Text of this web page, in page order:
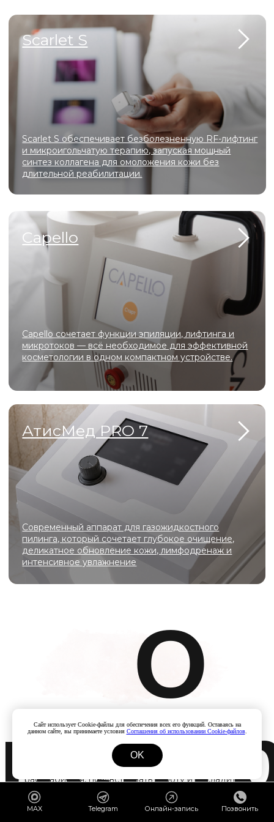
MAX Telegram Онлайн-запись Позвонить
Главный врач, врач-косметолог
ЦКК Элисса
ЗАПИСАТЬСЯ
ВСЕ СПЕЦИАЛИСТЫ
star5792@mail.ru
10:00 - 22:00
e-mail
+7 (925) 366-65-55
Телефон
График работы
Московская область, г.о. Ленинский, рп.
Дрожжино, ул. Южная, д. 16к2
Адрес
ООО «ЦЕНТР КРАСОТЫ
И КОСМЕТОЛОГИИ ЭЛИССА»
Сайт использует Cookie-файлы для обеспечения всех его функций. Оставаясь на
данном сайте, вы принимаете условия Соглашения об использовании Cookie-файлов.
OK